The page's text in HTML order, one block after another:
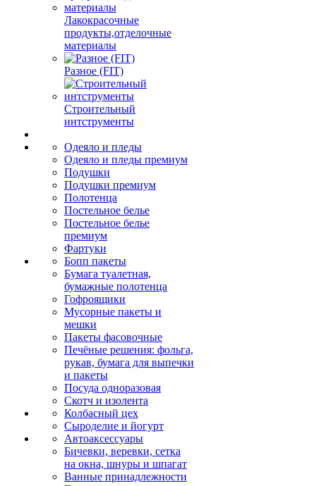
Лакокрасочные
продукты,отделочные
материалы
Разное (FIT)
Строительный
интструменты
Одеяло и пледы
Одеяло и пледы премиум
Подушки
Подушки премиум
Полотенца
Постельное белье
Постельное белье
премиум
Фартуки
Бопп пакеты
Бумага туалетная,
бумажные полотенца
Гофроящики
Мусорные пакеты и
мешки
Пакеты фасовочные
Печёные решения: фольга,
рукав, бумага для выпечки
и пакеты
Посуда одноразовая
Скотч и изолента
Колбасный цех
Сыроделие и йогурт
Автоаксессуары
Бичевки, веревки, сетка
на окна, шнуры и шпагат
Ванные принадлежности